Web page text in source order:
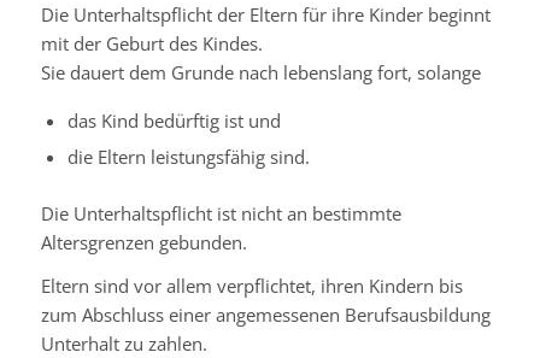
Die Unterhaltspflicht der Eltern für ihre Kinder beginnt
mit der Geburt des Kindes.
Sie dauert dem Grunde nach lebenslang fort, solange
das Kind bedürftig ist und
die Eltern leistungsfähig sind.
Die Unterhaltspflicht ist nicht an bestimmte
Altersgrenzen gebunden.
Eltern sind vor allem verpflichtet, ihren Kindern bis
zum Abschluss einer angemessenen Berufsausbildung
Unterhalt zu zahlen.